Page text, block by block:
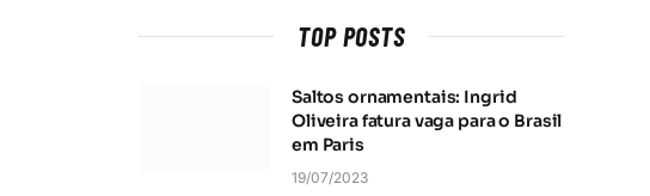
TOP POSTS
Saltos ornamentais: Ingrid
Oliveira fatura vaga para o Brasil
em Paris
19/07/2023